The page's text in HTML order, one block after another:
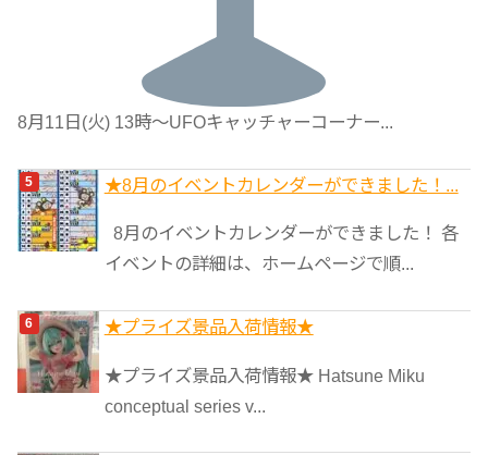
8月11日(火) 13時〜UFOキャッチャーコーナー...
★8月のイベントカレンダーができました！...
8月のイベントカレンダーができました！ 各
イベントの詳細は、ホームページで順...
★プライズ景品入荷情報★
★プライズ景品入荷情報★ Hatsune Miku
conceptual series v...